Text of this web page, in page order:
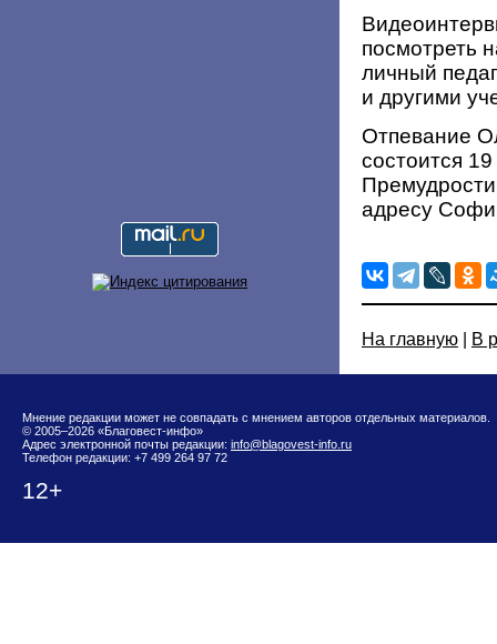
посмотреть
личный
и другими
Отпевание
состоится
адресу
На главную В
Мнение редакции может не совпадать с мнением авторов отдельных материалов.
© 2005–2026 «Благовест-инфо»
Адрес электронной почты редакции: info@blagovest-info.ru
Телефон редакции: +7 499 264 97 72
12+